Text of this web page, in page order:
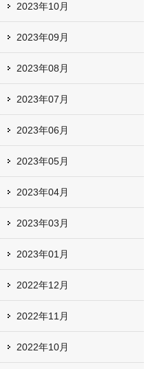
2023年10月
2023年09月
2023年08月
2023年07月
2023年06月
2023年05月
2023年04月
2023年03月
2023年01月
2022年12月
2022年11月
2022年10月